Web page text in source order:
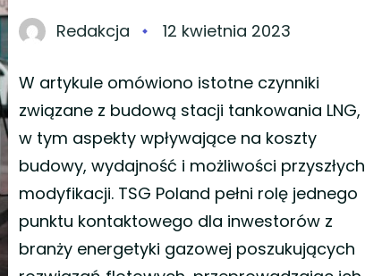
Redakcja 12 kwietnia 2023
W artykule omówiono istotne czynniki
związane z budową stacji tankowania LNG,
w tym aspekty wpływające na koszty
budowy, wydajność i możliwości przyszłych
modyfikacji. TSG Poland pełni rolę jednego
punktu kontaktowego dla inwestorów z
branży energetyki gazowej poszukujących